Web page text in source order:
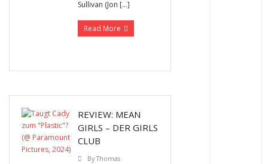
Sullivan (Jon […]
Read More
REVIEW: MEAN
GIRLS – DER GIRLS
CLUB
ByThomas